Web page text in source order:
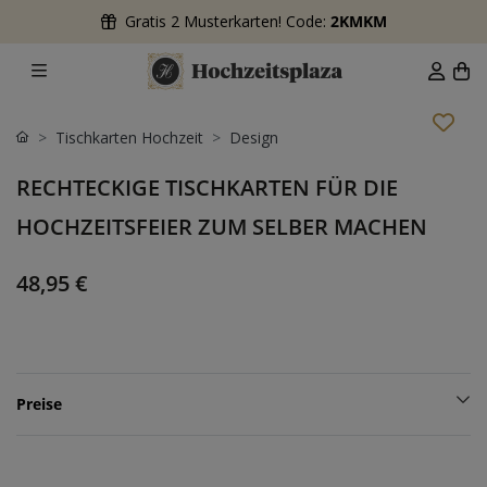
Gratis 2 Musterkarten! Code: 2KMKM
Tischkarten Hochzeit Design
RECHTECKIGE TISCHKARTEN FÜR DIE
HOCHZEITSFEIER ZUM SELBER MACHEN
48,95 €
Preise